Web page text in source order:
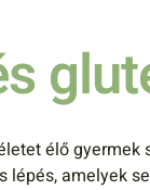
élő
lépés, amelyek